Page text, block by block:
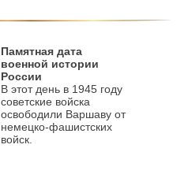
Памятная дата
военной истории
России
В этот день в 1945 году
советские войска
освободили Варшаву от
немецко-фашистских
войск.